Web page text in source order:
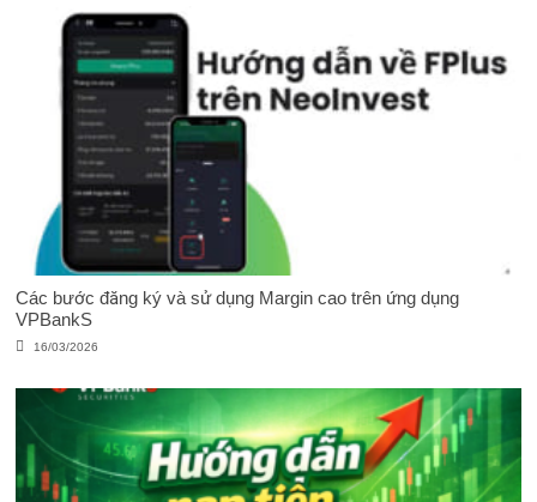
Các bước đăng ký và sử dụng Margin cao trên ứng dụng
VPBankS
16/03/2026